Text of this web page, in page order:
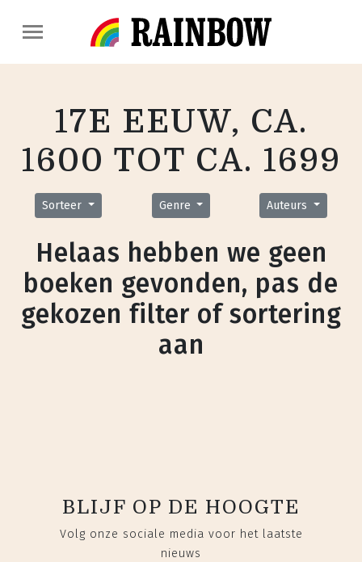
17E EEUW, CA.
1600 TOT CA. 1699
Sorteer Genre Auteurs
Helaas hebben we geen
boeken gevonden, pas de
gekozen filter of sortering
aan
BLIJF OP DE HOOGTE
Volg onze sociale media voor het laatste
nieuws